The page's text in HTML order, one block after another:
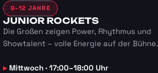
9–12 JAHRE
JUNIOR ROCKETS
Die Großen zeigen Power, Rhythmus und
Showtalent – volle Energie auf der Bühne.
Mittwoch · 17:00–18:00 Uhr